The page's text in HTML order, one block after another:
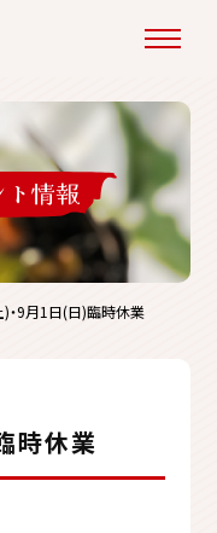
ト情報
・9月1日(日)臨時休業
時休業